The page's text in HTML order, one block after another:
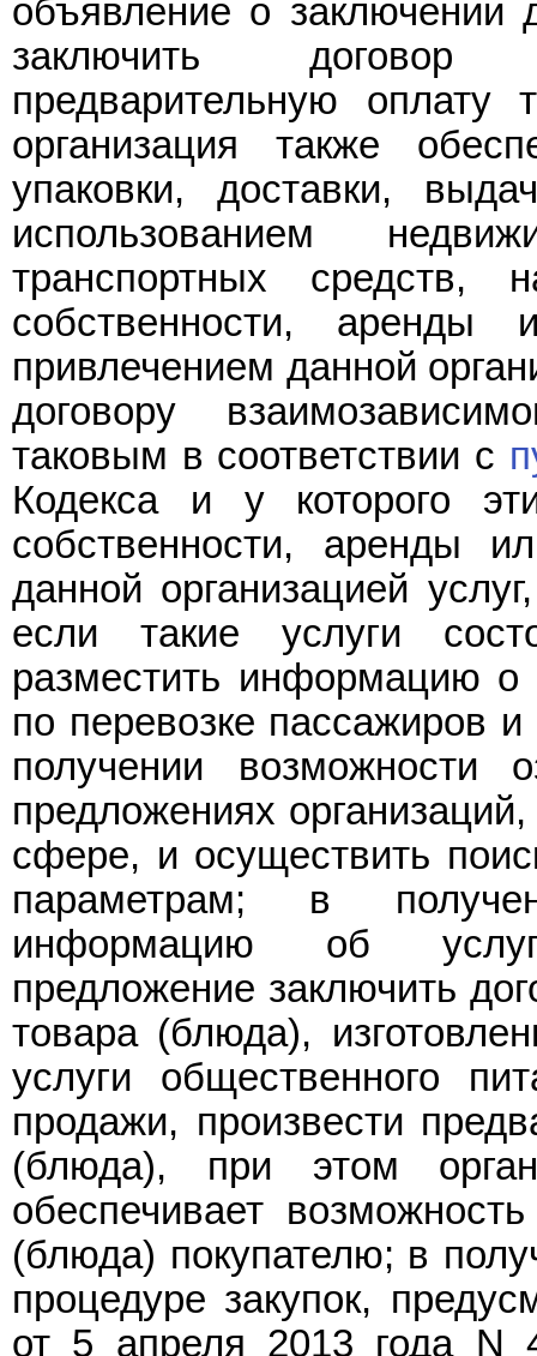
объявление о заключении
заключить договор
предварительную оплату
организация также
упаковки, доставки,
использованием
транспортных
собственности,
привлечением данной
договору
таковым в соответствии с
Кодекса и у которого
собственности, аренды
данной организацией
если такие услуги
разместить информацию о
по перевозке пассажиров
получении возможности
предложениях
сфере, и осуществить
параметрам; в
информацию об
предложение заключить
товара (блюда),
услуги общественного
продажи, произвести
(блюда), при этом
обеспечивает
(блюда) покупателю; в
процедуре закупок,
от 5 апреля 2013 года N